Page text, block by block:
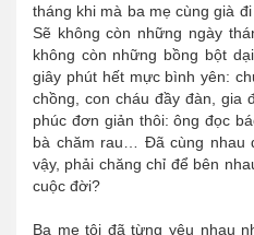
tháng khi mà ba mẹ cùng già
Sẽ không còn những ngày
không còn những bồng bột
giây phút hết mực bình yên:
chồng, con cháu đầy đàn, gia
phúc đơn giản thôi: ông đọc
bà chăm rau… Đã cùng nhau
vậy, phải chăng chỉ để bên
cuộc đời?
Ba mẹ tôi đã từng yêu nhau